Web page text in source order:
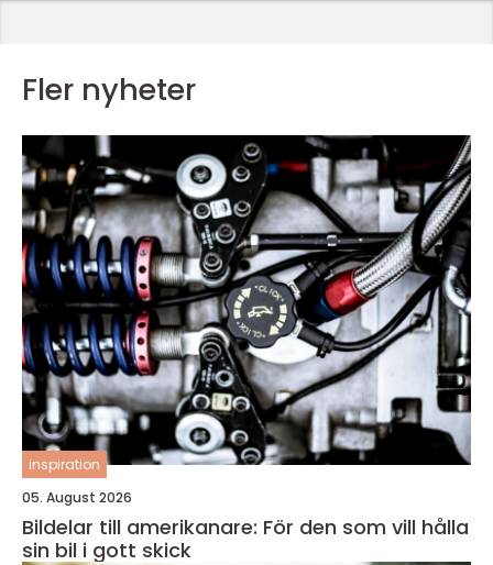
Fler nyheter
inspiration
05. August 2026
Bildelar till amerikanare: För den som vill hålla
sin bil i gott skick